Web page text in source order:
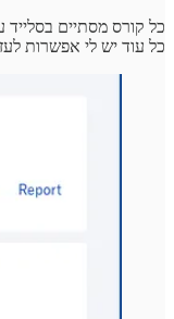
כל קורס מסתיים בסלייד
כל עוד יש לי אפשרות